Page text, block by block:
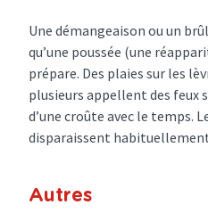
Une démangeaison ou un
qu’une poussée (une
prépare. Des plaies sur les
plusieurs appellent des feux
d’une croûte avec le temps.
disparaissent habituellement
Autres